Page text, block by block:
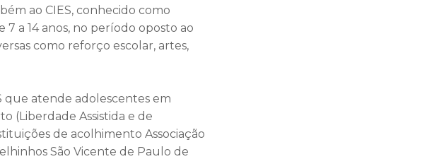
ao CIES, conhecido como
a 14 anos, no período oposto ao
como reforço escolar, artes,
que atende adolescentes em
(Liberdade Assistida e de
de acolhimento Associação
São Vicente de Paulo de